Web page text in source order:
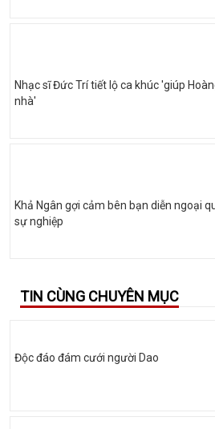
Nhạc sĩ Đức Trí tiết lộ ca khúc 'giúp Hoàng Yến Chibi tậu mấy căn
nhà'
Khả Ngân gợi cảm bên bạn diễn ngoại
sự nghiệp
TIN CÙNG CHUYÊN MỤC
Độc đáo đám cưới người Dao